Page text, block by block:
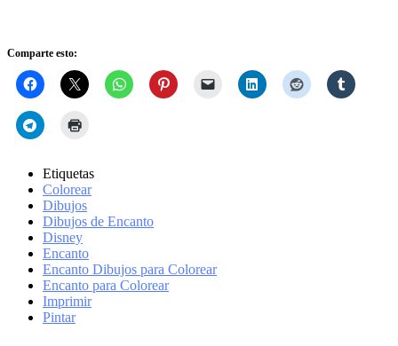
Comparte esto:
Etiquetas
Colorear
Dibujos
Dibujos de Encanto
Disney
Encanto
Encanto Dibujos para Colorear
Encanto para Colorear
Imprimir
Pintar